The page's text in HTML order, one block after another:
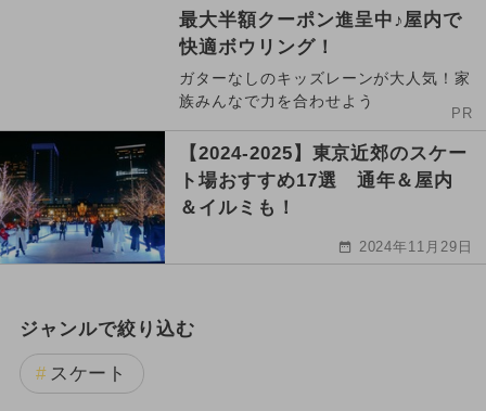
最大半額クーポン進呈中♪屋内で
快適ボウリング！
ガターなしのキッズレーンが大人気！家
族みんなで力を合わせよう
PR
【2024-2025】東京近郊のスケー
ト場おすすめ17選 通年＆屋内
＆イルミも！
2024年11月29日
ジャンルで絞り込む
スケート